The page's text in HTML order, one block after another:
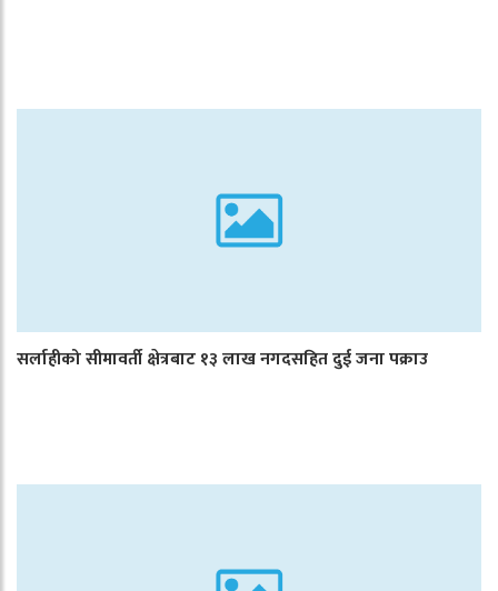
सर्लाहीको सीमावर्ती क्षेत्रबाट १३ लाख नगदसहित दुई जना पक्राउ